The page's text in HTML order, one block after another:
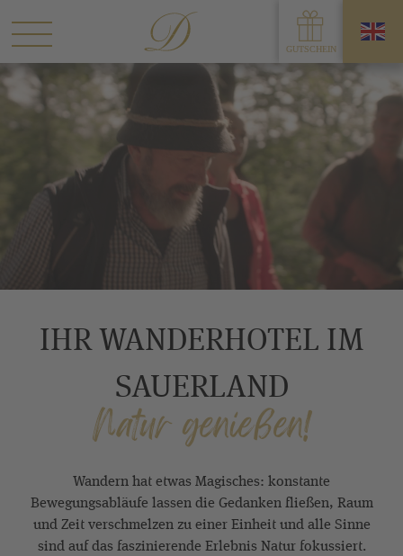
IHR WANDERHOTEL IM
SAUERLAND
Natur genießen!
Wandern hat etwas Magisches: konstante
Bewegungsabläufe lassen die Gedanken fließen, Raum
und Zeit verschmelzen zu einer Einheit und alle Sinne
sind auf das faszinierende Erlebnis Natur fokussiert.